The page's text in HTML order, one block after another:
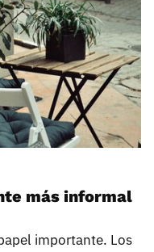
más informal
importante. Los